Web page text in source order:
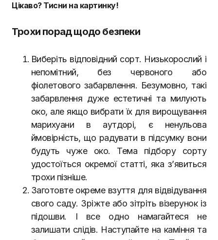
Цікаво? Тисни на картинку!
Трохи порад щодо безпеки
Виберіть відповідний сорт. Низькорослий і
непомітний, без червоного або
фіолетового забарвлення. Безумовно, такі
забарвлення дуже естетичні та милують
око, але якщо вибрати їх для вирощування
марихуани в аутдорі, є ненульова
ймовірність, що радувати в підсумку вони
будуть чуже око. Тема підбору сорту
удостоїться окремої статті, яка з’явиться
трохи пізніше.
Заготовте окреме взуття для відвідування
свого саду. Зріжте або зітріть візерунок із
підошви. І все одно намагайтеся не
залишати слідів. Наступайте на каміння та